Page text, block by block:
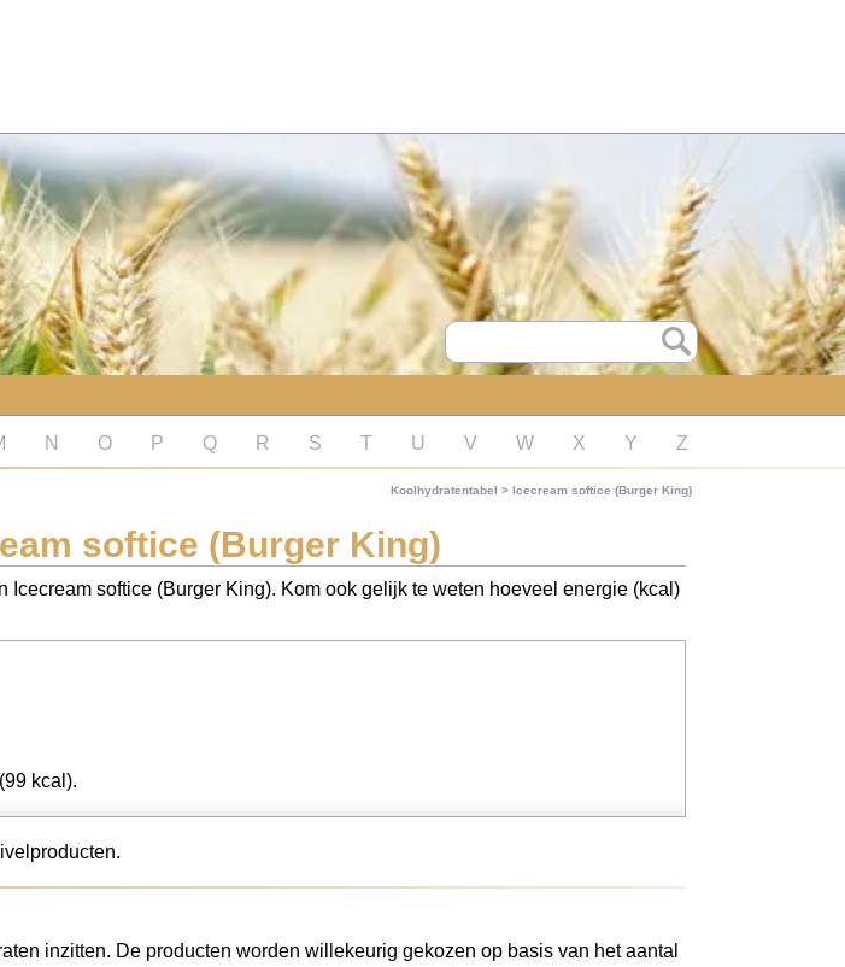
N O P Q R S T U V W X Y Z
Koolhydratentabel > Icecream softice (Burger King)
softice (Burger King)
softice (Burger King). Kom ook gelijk te weten hoeveel energie (kcal)
kcal).
inzitten. De producten worden willekeurig gekozen op basis van het aantal